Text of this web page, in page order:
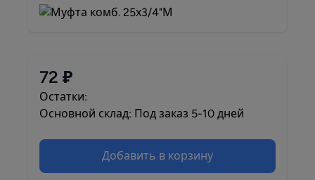
72 ₽
Остатки:
Основной склад: Под заказ 5-10 дней
Добавить в корзину